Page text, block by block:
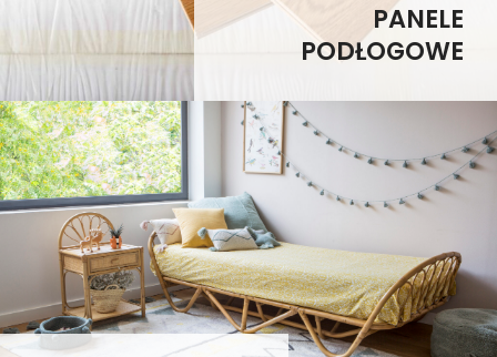
PANELE
PODŁOGOWE